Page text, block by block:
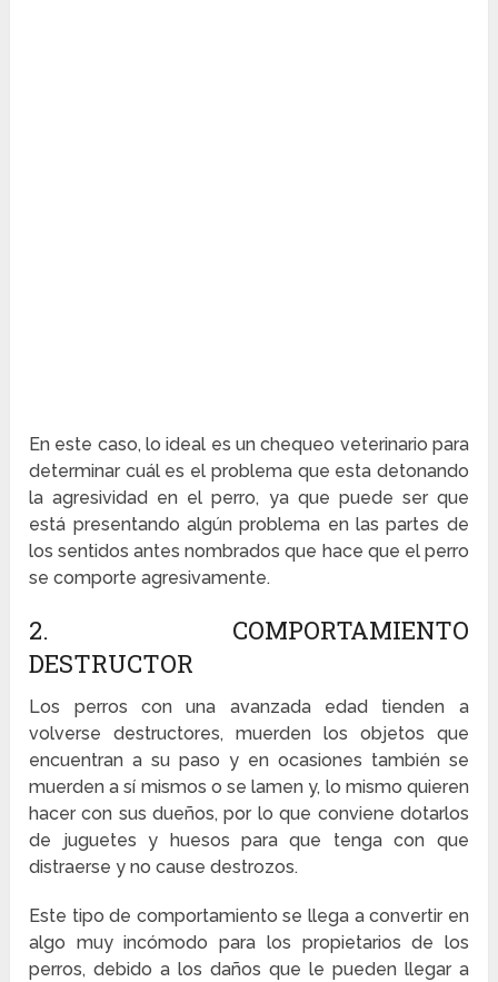
En este caso, lo ideal es un chequeo veterinario para
determinar cuál es el problema que esta detonando
la agresividad en el perro, ya que puede ser que
está presentando algún problema en las partes de
los sentidos antes nombrados que hace que el perro
se comporte agresivamente.
2. COMPORTAMIENTO
DESTRUCTOR
Los perros con una avanzada edad tienden a
volverse destructores, muerden los objetos que
encuentran a su paso y en ocasiones también se
muerden a sí mismos o se lamen y, lo mismo quieren
hacer con sus dueños, por lo que conviene dotarlos
de juguetes y huesos para que tenga con que
distraerse y no cause destrozos.
Este tipo de comportamiento se llega a convertir en
algo muy incómodo para los propietarios de los
perros, debido a los daños que le pueden llegar a